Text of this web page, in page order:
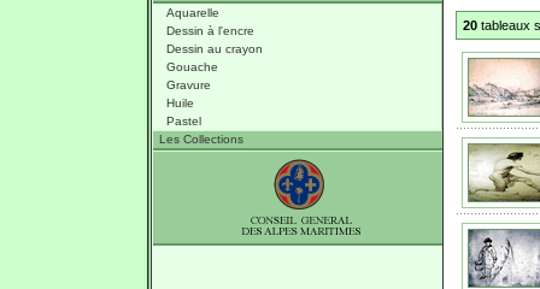
Aquarelle
Dessin à l'encre
Dessin au crayon
Gouache
Gravure
Huile
Pastel
Les Collections
20tableaux